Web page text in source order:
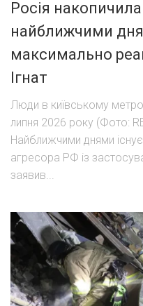
Росія
найближчими
максимально
Ігнат
Люди в київському метро
липня 2026 року (Фото:
Найближчими днями
агресора РФ із
заявив...